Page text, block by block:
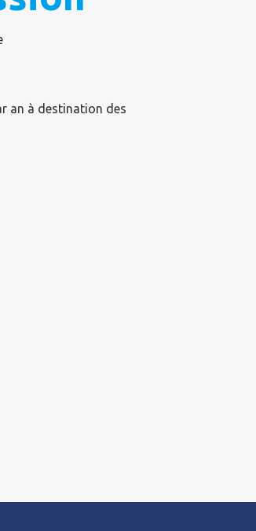
an à destination des